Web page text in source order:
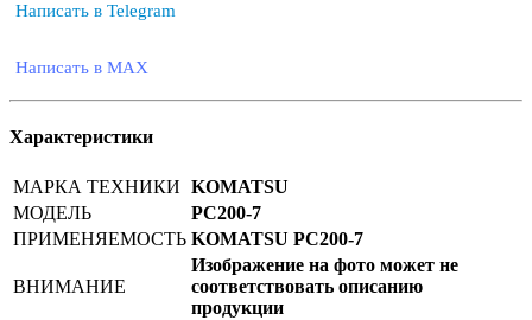
Написать в Telegram
Написать в MAX
Характеристики
МАРКА ТЕХНИКИ KOMATSU
МОДЕЛЬ
PC200-7
ПРИМЕНЯЕМОСТЬ KOMATSU PC200-7
ВНИМАНИЕ
Изображение на фото может не
соответствовать описанию
продукции